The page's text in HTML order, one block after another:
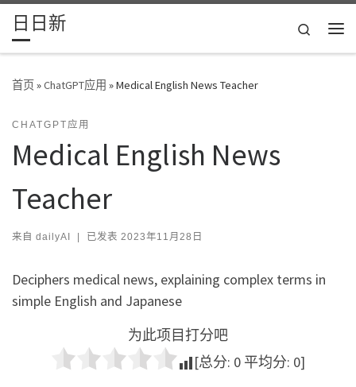
Skip to content
日日新
Search
首页»ChatGPT应用 »Medical English News Teacher
CHATGPT应用
Medical English News
Teacher
来自 dailyAI | 已发表 2023年11月28日
Deciphers medical news, explaining complex terms in
simple English and Japanese
为此项目打分吧
[总分: 0 平均分: 0]